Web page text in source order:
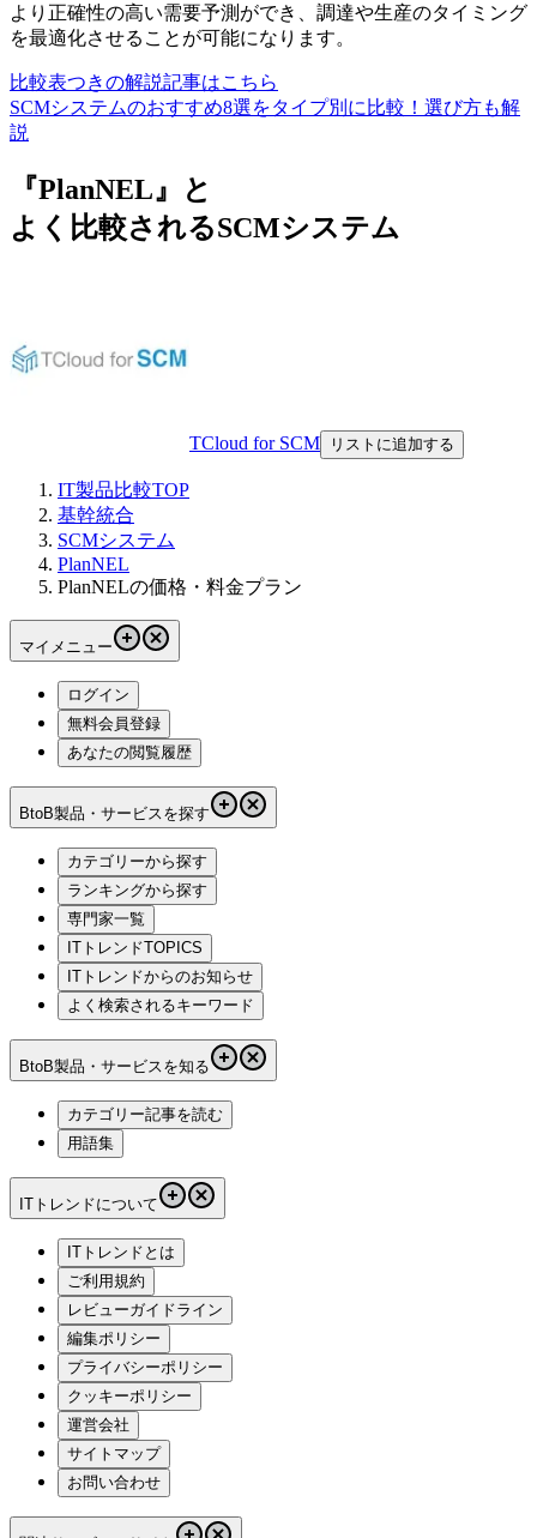
より正確性の高い需要予測ができ、調達や生産のタイミング
を最適化させることが可能になります。
比較表つきの解説記事はこちら
SCMシステムのおすすめ8選をタイプ別に比較！選び方も解
説
『PlanNEL』と
よく比較されるSCMシステム
TCloud for SCM リストに追加する
IT製品比較TOP
基幹統合
SCMシステム
PlanNEL
PlanNELの価格・料金プラン
マイメニュー
ログイン
無料会員登録
あなたの閲覧履歴
BtoB製品・サービスを探す
カテゴリーから探す
ランキングから探す
専門家一覧
ITトレンドTOPICS
ITトレンドからのお知らせ
よく検索されるキーワード
BtoB製品・サービスを知る
カテゴリー記事を読む
用語集
ITトレンドについて
ITトレンドとは
ご利用規約
レビューガイドライン
編集ポリシー
プライバシーポリシー
クッキーポリシー
運営会社
サイトマップ
お問い合わせ